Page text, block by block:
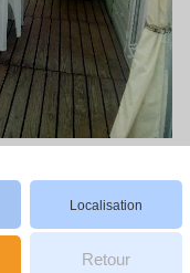
Localisation
Retour